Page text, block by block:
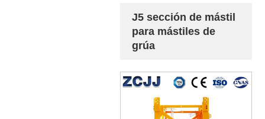
J5 sección de mástil
para mástiles de
grúa